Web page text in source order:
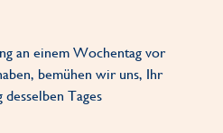
an einem Wochentag vor
bemühen wir uns, Ihr
Tages